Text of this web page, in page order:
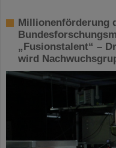
Millionenförderung
„Fusionstalent“ –
wird